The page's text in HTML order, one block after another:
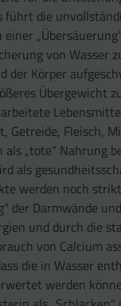
führt die
von Wasser
der Körper
Übergewicht
Getreide, Fleisch,
„tote“ Nahrung
als
werden noch
der Darmwände
und durch die
von Calcium
die in Wasser
werden